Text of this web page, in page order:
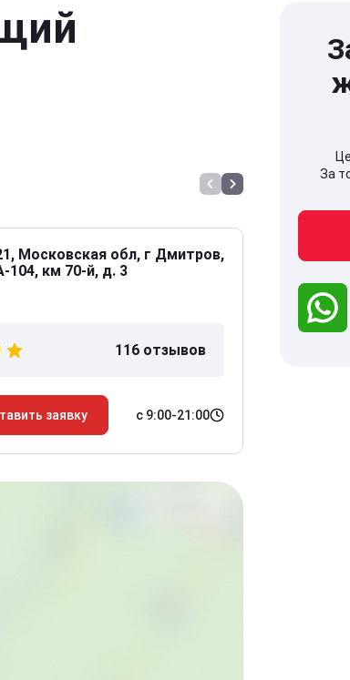
Московская обл, г Дмитров,
104, км 70-й, д. 3
116 отзывов
заявку с 9:00-21:00
дом 5
За